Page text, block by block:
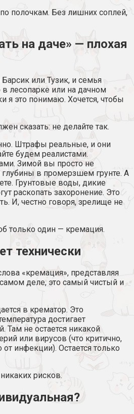
полочкам. Без лишних соплей,
на даче» — плохая
или Тузик, и семья
лесопарке или на дачном
я это понимаю. Хочется, чтобы
сказать: не делайте так.
Штрафы реальные, и они
будем реалистами.
Зимой вы просто не
в промерзшем грунте. А
Грунтовые воды, дикие
раскопать захоронение. Это
И, честно говоря, зрелище не
только один — кремация.
технически
«кремация», представляя
деле, это самый чистый и
в крематор. Это
достигает
Там не остается никакой
или вирусов (что критично,
инфекции). Остается только
рисков.